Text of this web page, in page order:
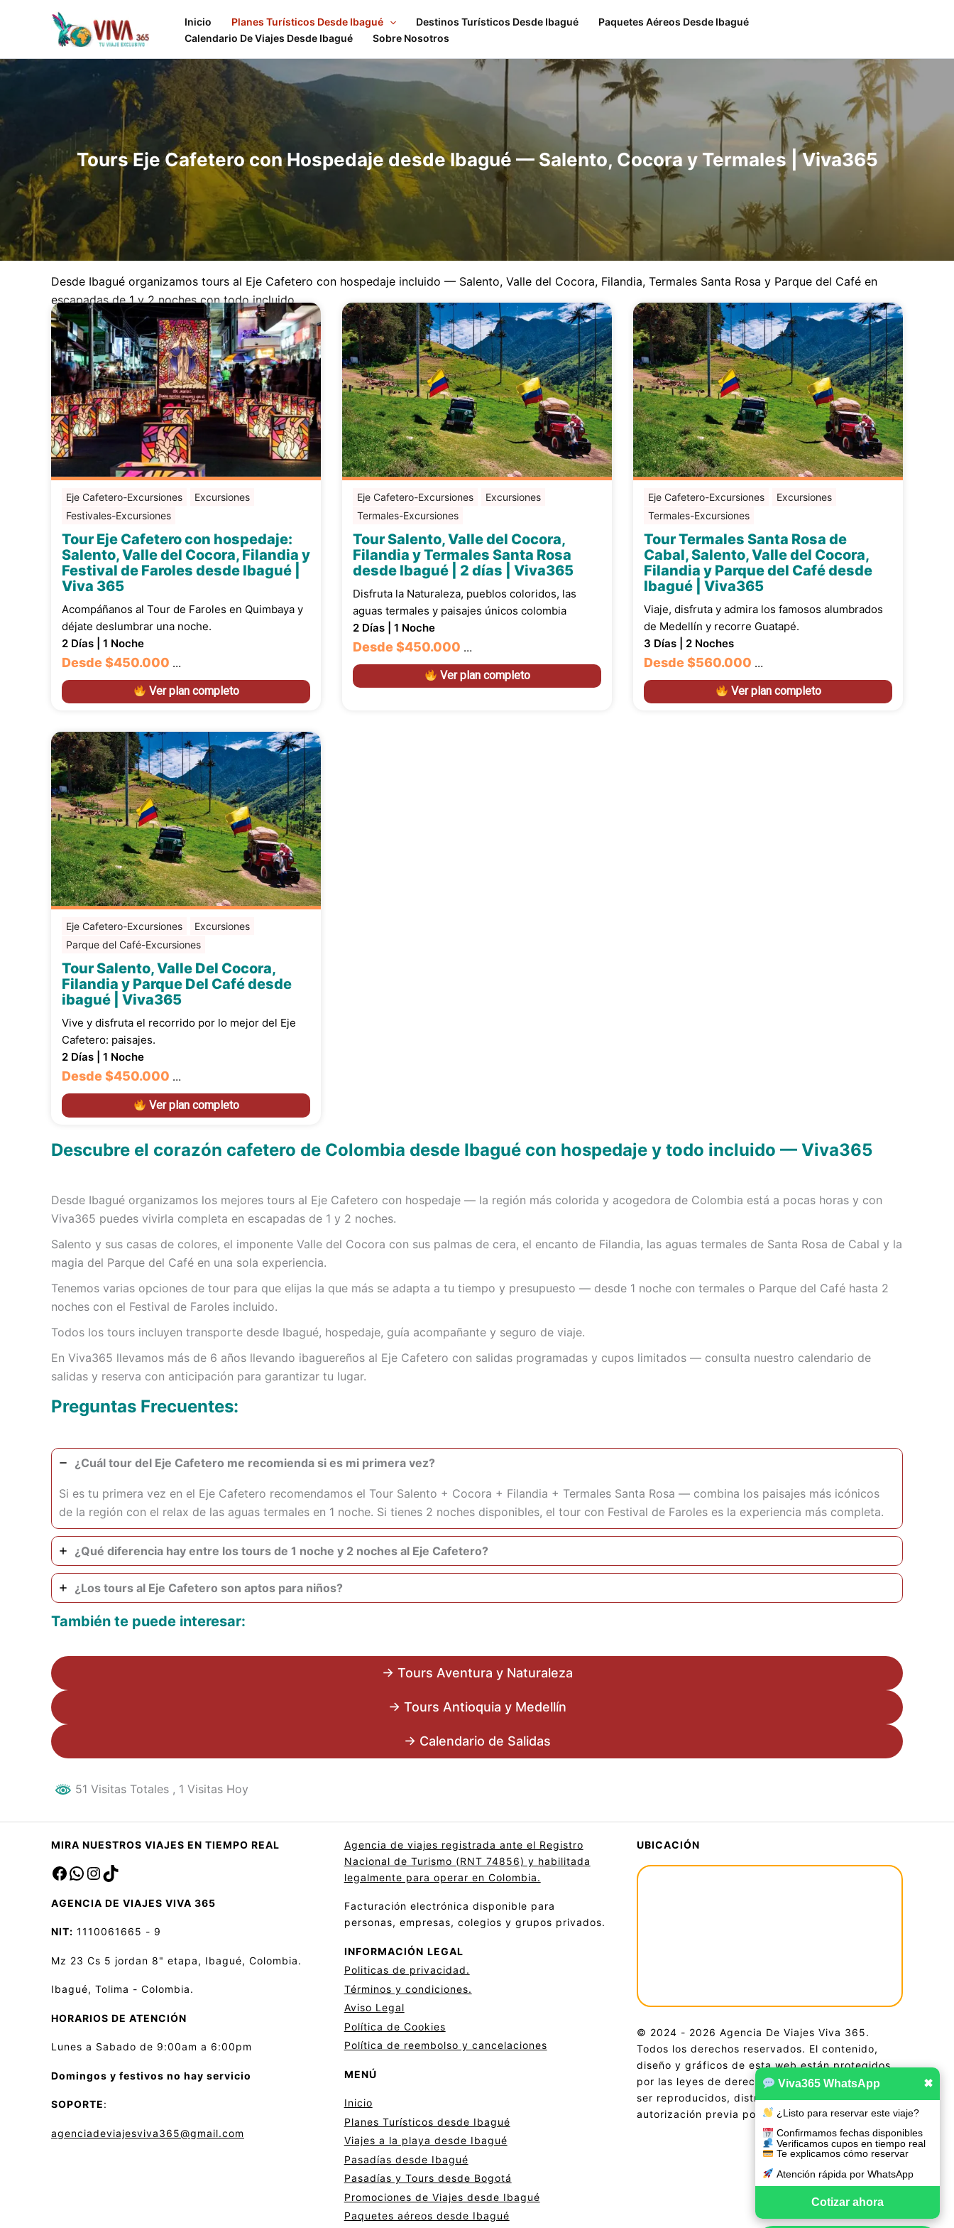
Inicio Planes Turísticos Desde Ibagué Destinos Turísticos Desde Ibagué
Paquetes Aéreos Desde Ibagué
Calendario De Viajes Desde Ibagué
Sobre Nosotros
Tours Eje Cafetero con Hospedaje desde Ibagué — Salento, Cocora y Termales | Viva365
Desde Ibagué organizamos tours al Eje Cafetero con hospedaje incluido — Salento, Valle del Cocora, Filandia, Termales Santa Rosa y Parque del Café en
escapadas de 1 y 2 noches con todo incluido.
Eje Cafetero-Excursiones
Excursiones
Festivales-Excursiones
Tour Eje Cafetero con hospedaje:
Salento, Valle del Cocora, Filandia y
Festival de Faroles desde Ibagué |
Viva 365
Acompáñanos al Tour de Faroles en Quimbaya y
déjate deslumbrar una noche.
2 Días | 1 Noche
Desde$450.000 …
Ver plan completo
Eje Cafetero-Excursiones
Excursiones
Termales-Excursiones
Tour Salento, Valle del Cocora,
Filandia y Termales Santa Rosa
desde Ibagué | 2 días | Viva365
Disfruta la Naturaleza, pueblos coloridos, las
aguas termales y paisajes únicos colombia
2 Días | 1 Noche
Desde$450.000 …
Ver plan completo
Eje Cafetero-Excursiones
Excursiones
Termales-Excursiones
Tour Termales Santa Rosa de
Cabal, Salento, Valle del Cocora,
Filandia y Parque del Café desde
Ibagué | Viva365
Viaje, disfruta y admira los famosos alumbrados
de Medellín y recorre Guatapé.
3 Días | 2 Noches
Desde$560.000 …
Ver plan completo
Eje Cafetero-Excursiones
Excursiones
Parque del Café-Excursiones
Tour Salento, Valle Del Cocora,
Filandia y Parque Del Café desde
ibagué | Viva365
Vive y disfruta el recorrido por lo mejor del Eje
Cafetero: paisajes.
2 Días | 1 Noche
Desde$450.000 …
Ver plan completo
Descubre el corazón cafetero de Colombia desde Ibagué con hospedaje y todo incluido — Viva365
Desde Ibagué organizamos los mejores tours al Eje Cafetero con hospedaje — la región más colorida y acogedora de Colombia está a pocas horas y con
Viva365 puedes vivirla completa en escapadas de 1 y 2 noches.
Salento y sus casas de colores, el imponente Valle del Cocora con sus palmas de cera, el encanto de Filandia, las aguas termales de Santa Rosa de Cabal y la
magia del Parque del Café en una sola experiencia.
Tenemos varias opciones de tour para que elijas la que más se adapta a tu tiempo y presupuesto — desde 1 noche con termales o Parque del Café hasta 2
noches con el Festival de Faroles incluido.
Todos los tours incluyen transporte desde Ibagué, hospedaje, guía acompañante y seguro de viaje.
En Viva365 llevamos más de 6 años llevando ibaguereños al Eje Cafetero con salidas programadas y cupos limitados — consulta nuestro calendario de
salidas y reserva con anticipación para garantizar tu lugar.
Preguntas Frecuentes:
¿Cuál tour del Eje Cafetero me recomienda si es mi primera vez?
Si es tu primera vez en el Eje Cafetero recomendamos el Tour Salento + Cocora + Filandia + Termales Santa Rosa — combina los paisajes más icónicos
de la región con el relax de las aguas termales en 1 noche. Si tienes 2 noches disponibles, el tour con Festival de Faroles es la experiencia más completa.
¿Qué diferencia hay entre los tours de 1 noche y 2 noches al Eje Cafetero?
¿Los tours al Eje Cafetero son aptos para niños?
También te puede interesar:
→ Tours Aventura y Naturaleza
→ Tours Antioquia y Medellín
→ Calendario de Salidas
Viva365 WhatsApp ✖
¿Listo para reservar este viaje?
Confirmamos fechas disponibles
Verificamos cupos en tiempo real
Te explicamos cómo reservar
Atención rápida por WhatsApp
Cotizar ahora
51 Visitas Totales , 1 Visitas Hoy
MIRA NUESTROS VIAJES EN TIEMPO REAL
Facebook
saInstagram
TikTok
AGENCIA DE VIAJES VIVA 365
NIT: 1110061665 - 9
Mz 23 Cs 5 jordan 8" etapa, Ibagué, Colombia.
Ibagué, Tolima - Colombia.
HORARIOS DE ATENCIÓN
Lunes a Sabado de 9:00am a 6:00pm
Domingos y festivos no hay servicio
SOPORTE:
agenciadeviajesviva365@gmail.com
Agencia de viajes registrada ante el Registro
Nacional de Turismo (RNT 74856) y habilitada
legalmente para operar en Colombia.
Facturación electrónica disponible para
personas, empresas, colegios y grupos privados.
INFORMACIÓN LEGAL
Politicas de privacidad.
Términos y condiciones.
Aviso Legal
Política de Cookies
Política de reembolso y cancelaciones
MENÚ
Inicio
Planes Turísticos desde Ibagué
Viajes a la playa desde Ibagué
Pasadías desde Ibagué
Pasadías y Tours desde Bogotá
Promociones de Viajes desde Ibagué
Paquetes aéreos desde Ibagué
UBICACIÓN
© 2024 - 2026 Agencia De Viajes Viva 365.
Todos los derechos reservados. El contenido,
diseño y gráficos de esta web están protegidos
por las leyes de derechos de autor y no pueden
ser reproducidos, distribuidos o utilizados sin
autorización previa por escrito.